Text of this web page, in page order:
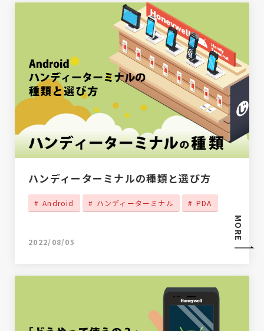
MORE
ハンディーターミナルの種類と選び方
Android ハンディーターミナル PDA
2022/08/05